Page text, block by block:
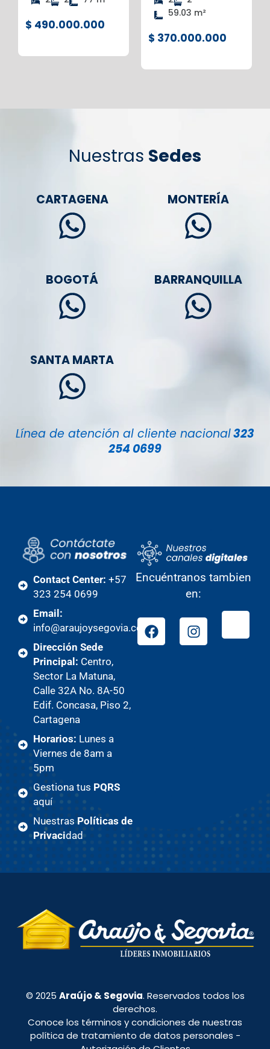
$ 490.000.000
59.03 m²
$ 370.000.000
Nuestras Sedes
CARTAGENA MONTERÍA
BOGOTÁ BARRANQUILLA
SANTA MARTA
Línea de atención al cliente nacional323
254 0699
Contact Center: +57
323 254 0699
Email:
info@araujoysegovia.com
Dirección Sede
Principal: Centro,
Sector La Matuna,
Calle 32A No. 8A-50
Edif. Concasa, Piso 2,
Cartagena
Horarios: Lunes a
Viernes de 8am a
5pm
Gestiona tus PQRS
aquí
NuestrasPolíticas de
Privacidad
Encuéntranos tambien
en:
© 2025 Araújo & Segovia. Reservados todos los
derechos.
Conoce los términos y condiciones de nuestras
política de tratamiento de datos personales -